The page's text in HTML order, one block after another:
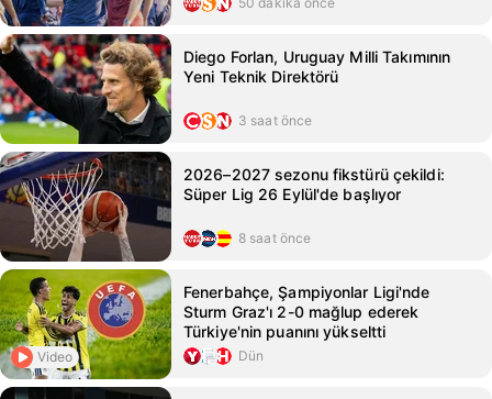
Diego Forlan, Uruguay Milli Takımının
Yeni Teknik Direktörü
3 saat önce
2026–2027 sezonu fikstürü çekildi:
Süper Lig 26 Eylül'de başlıyor
8 saat önce
Video
Fenerbahçe, Şampiyonlar Ligi'nde
Sturm Graz'ı 2-0 mağlup ederek
Türkiye'nin puanını yükseltti
Dün